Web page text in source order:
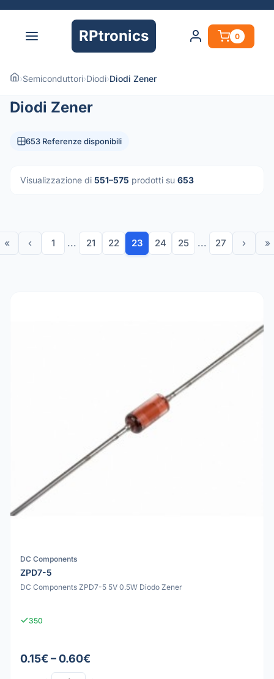
RPtronics 0
›Semiconduttori›Diodi›Diodi Zener
Diodi Zener
653 Referenze disponibili
Visualizzazione di 551–575 prodotti su 653
« ‹ 1 ... 21 22 23 24 25 ... 27 › »
DC Components
ZPD7-5
DC Components ZPD7-5 5V 0.5W Diodo Zener
350
0.15€ – 0.60€